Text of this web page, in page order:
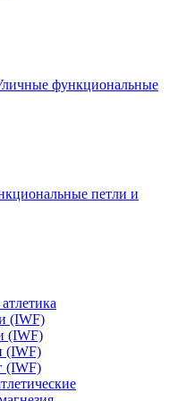
функциональные
петли и
(IWF)
(IWF)
(IWF)
(IWF)